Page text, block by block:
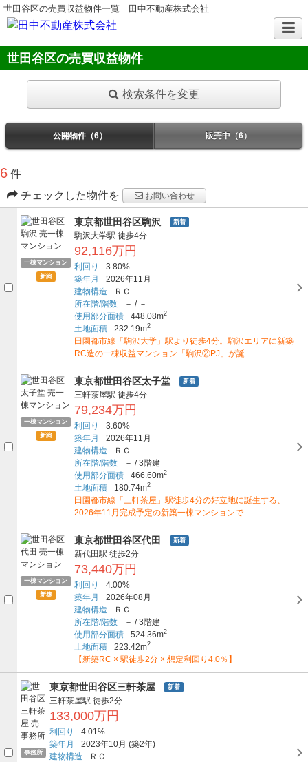
世田谷区の売買収益物件一覧｜田中不動産株式会社
世田谷区の売買収益物件
検索条件を変更
公開物件（6） 販売中（6）
6 件
チェックした物件を
お問い合わせ
一棟マンション
新築
東京都世田谷区駒沢 新着
駒沢大学駅 徒歩4分
92,116万円
利回り
3.80%
築年月
2026年11月
建物構造
ＲＣ
所在階/階数
－ /－
使用部分面積
448.08m2
土地面積 232.19m2
田園都市線「駒沢大学」駅より徒歩4分。駒沢エリアに新築
RC造の一棟収益マンション「駒沢②PJ」が誕…
一棟マンション
新築
東京都世田谷区太子堂 新着
三軒茶屋駅 徒歩4分
79,234万円
利回り
3.60%
築年月
2026年11月
建物構造
ＲＣ
所在階/階数
－ /3階建
使用部分面積
466.60m2
土地面積 180.74m2
田園都市線「三軒茶屋」駅徒歩4分の好立地に誕生する、
2026年11月完成予定の新築一棟マンションで…
一棟マンション
新築
東京都世田谷区代田 新着
新代田駅 徒歩2分
73,440万円
利回り
4.00%
築年月
2026年08月
建物構造
ＲＣ
所在階/階数
－ /3階建
使用部分面積
524.36m2
土地面積 223.42m2
【新築RC × 駅徒歩2分 × 想定利回り4.0％】
事務所
東京都世田谷区三軒茶屋 新着
三軒茶屋駅 徒歩2分
133,000万円
利回り
4.01%
築年月
2023年10月 (築2年)
建物構造
ＲＣ